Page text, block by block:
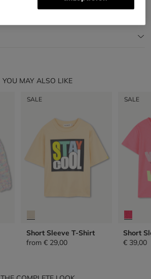
YOU MAY ALSO LIKE
SALE
Short Sleeve T-Shirt
from € 29,00
SALE
Short
€ 39,00